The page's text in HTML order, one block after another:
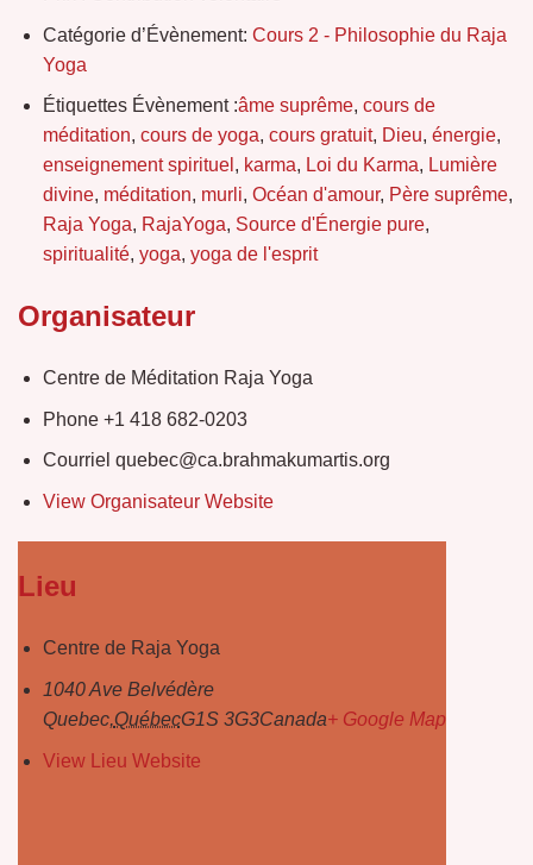
Catégorie d’Évènement: Cours 2 - Philosophie du Raja
Yoga
Étiquettes Évènement :âme suprême, cours de
méditation, cours de yoga, cours gratuit, Dieu, énergie,
enseignement spirituel , karma, Loi du Karma, Lumière
divine, méditation, murli, Océan d'amour, Père suprême,
Raja Yoga, RajaYoga, Source d'Énergie pure,
spiritualité, yoga, yoga de l'esprit
Organisateur
Centre de Méditation Raja Yoga
Phone +1 418 682-0203
Courriel quebec@ca.brahmakumartis.org
View Organisateur Website
Lieu
Centre de Raja Yoga
1040 Ave Belvédère
Quebec,QuébecG1S 3G3Canada+ Google Map
View Lieu Website